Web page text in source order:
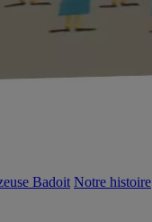
Badoit Notre histoire